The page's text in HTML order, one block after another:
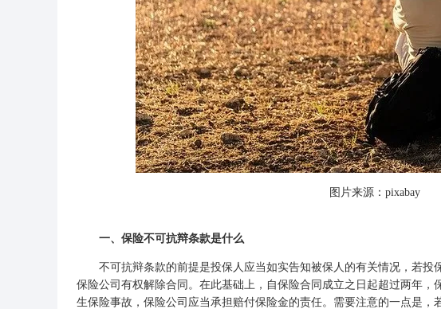
图片来源：pixabay
一、保险不可抗辩条款是什么
不可抗辩条款的前提是投保人应当如实告知被保人的有关情况，若投
保险公司 有权解除合同。在此基础上，自保险合同成立之日起超过两年
生保险事故，保险公司应当承担赔付保险金的责任。需要注意的一点是，